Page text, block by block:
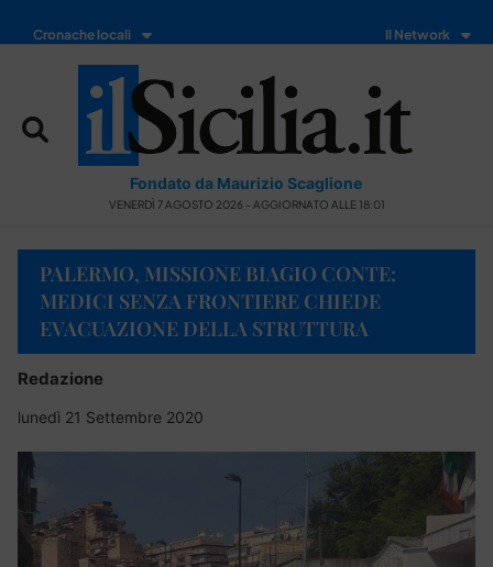
Cronache locali Il Network
Fondato da Maurizio Scaglione
VENERDÌ 7 AGOSTO 2026 - AGGIORNATO ALLE 18:01
PALERMO, MISSIONE BIAGIO CONTE:
MEDICI SENZA FRONTIERE CHIEDE
EVACUAZIONE DELLA STRUTTURA
Redazione
lunedì 21 Settembre 2020